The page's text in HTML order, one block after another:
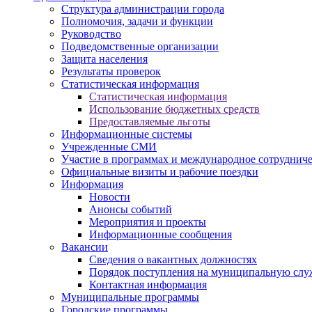
Структура администрации города
Полномочия, задачи и функции
Руководство
Подведомственные организации
Защита населения
Результаты проверок
Статистическая информация
Статистическая информация
Использование бюджетных средств
Предоставляемые льготы
Информационные системы
Учрежденные СМИ
Участие в программах и международное
Официальные визиты и рабочие поездки
Информация
Новости
Анонсы событий
Мероприятия и проекты
Информационные сообщения
Вакансии
Сведения о вакантных должностях
Порядок поступления на муниципальную
Контактная информация
Муниципальные программы